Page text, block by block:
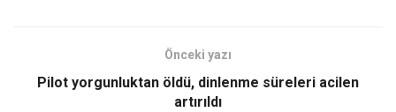
Önceki yazı
Pilot yorgunluktan öldü, dinlenme süreleri acilen
artırıldı